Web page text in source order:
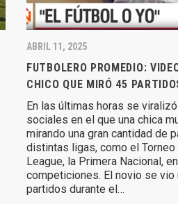
ABRIL 11, 2025
FUTBOLERO PROMEDIO:
CHICO QUE MIRÓ 45
En las últimas horas se
sociales en el que una chica
mirando una gran cantidad de
distintas ligas, como el Torneo
League, la Primera Nacional,
competiciones. El novio se vio
partidos durante el…